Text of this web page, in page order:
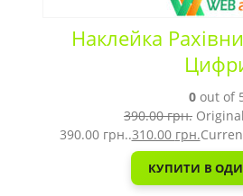
Наклейка
0out of
390.00грн.
390.00 грн..310.00 грн.
КУПИТИ В